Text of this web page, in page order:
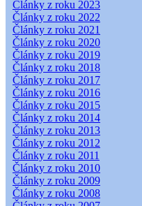
Články z roku 2023
Články z roku 2022
Články z roku 2021
Články z roku 2020
Články z roku 2019
Články z roku 2018
Články z roku 2017
Články z roku 2016
Články z roku 2015
Články z roku 2014
Články z roku 2013
Články z roku 2012
Články z roku 2011
Články z roku 2010
Články z roku 2009
Články z roku 2008